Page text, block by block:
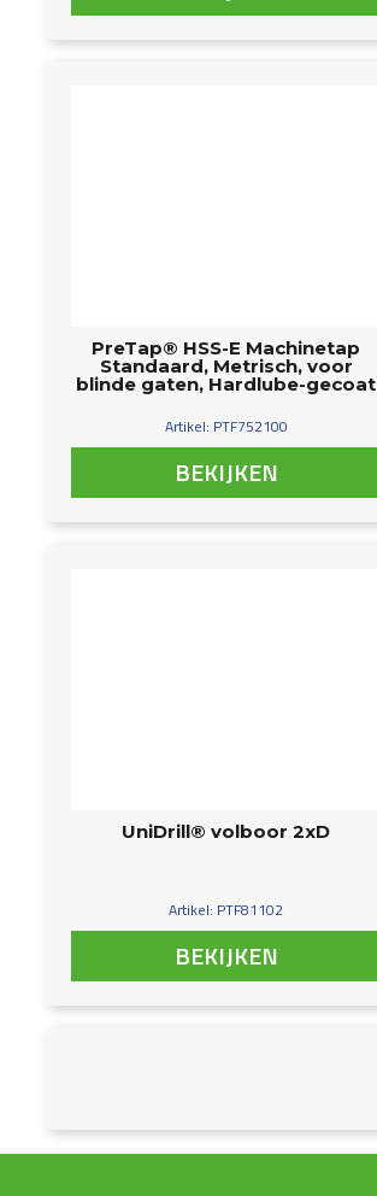
PreTap® HSS-E Machinetap
Standaard, Metrisch, voor
blinde gaten, Hardlube-gecoat
Artikel: PTF752100
BEKIJKEN
UniDrill® volboor 2xD
Artikel: PTF81102
BEKIJKEN